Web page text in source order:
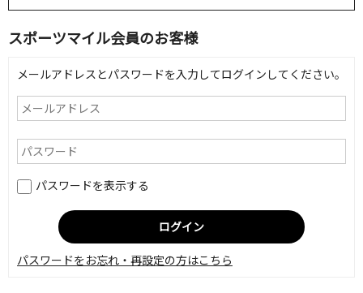
スポーツマイル会員のお客様
メールアドレスとパスワードを入力してログインしてください。
パスワードを表示する
パスワードをお忘れ・再設定の方はこちら